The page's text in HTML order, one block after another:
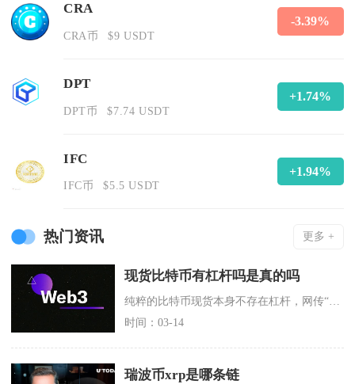
CRA
CRA币 $9 USDT
-3.39%
DPT
DPT币 $7.74 USDT
+1.74%
IFC
IFC币 $5.5 USDT
+1.94%
热门资讯 更多 +
现货比特币有杠杆吗是真的吗
时间：03-14
瑞波币xrp是哪条链